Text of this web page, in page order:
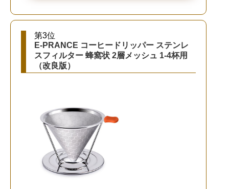
第3位
E-PRANCE コーヒードリッパー ステンレ
スフィルター 蜂窩状 2層メッシュ 1-4杯用
（改良版）